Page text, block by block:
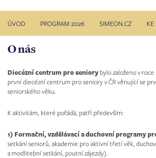
ÚVOD PROGRAM 2026 SIMEON.CZ KE
O nás
Diecézní centrum pro seniory bylo založeno v
první diecézní centrum pro seniory v ČR věnující se
seniorského věku.
K aktivitám, které pořádá, patří především:
1) Formační, vzdělávací a duchovní programy
setkání seniorů, akademie pro aktivní třetí věk,
a modlitební setkání, poutní zájezdy).